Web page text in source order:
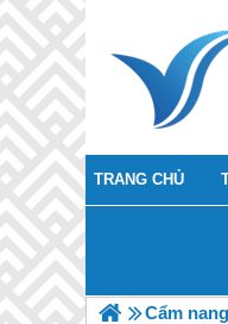
TRANG CHỦ
Cẩm nang